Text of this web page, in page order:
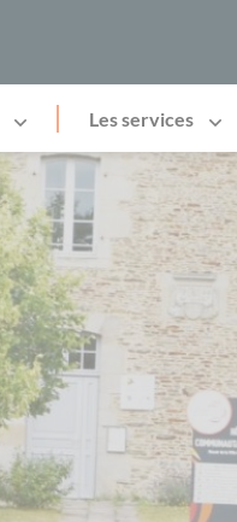
Les services